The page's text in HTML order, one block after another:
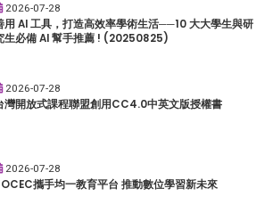
2026-07-28
用 AI 工具，打造高效率學術生活──10 大大學生與研
生必備 AI 幫手推薦 ! (20250825)
2026-07-28
灣開放式課程聯盟創用CC4.0中英文版授權書
2026-07-28
攜手均一教育平台 推動數位學習新未來